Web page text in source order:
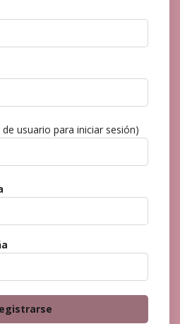
usuario para iniciar sesión)